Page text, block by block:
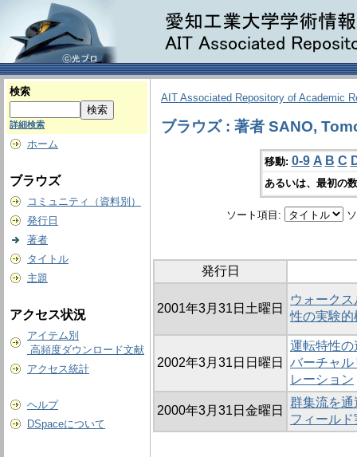
検索
詳細検索
ホーム
ブラウズ
コミュニティ（資料別）
発行日
著者
タイトル
主題
アクセス状況
アイテム別
高頻度ダウンロード文献
アクセス統計
ヘルプ
DSpaceについて
AIT Associated Repository of Academic
ブラウズ : 著者 SANO,
移動: 0-9 A B C
あるいは、最初の
ソート項目:
発行日
2001年3月31日土曜日
ウォーク
性の実験的
2002年3月31日日曜日
運転特性
バーチャ
レーション
2000年3月31日金曜日
群集流を
フィール